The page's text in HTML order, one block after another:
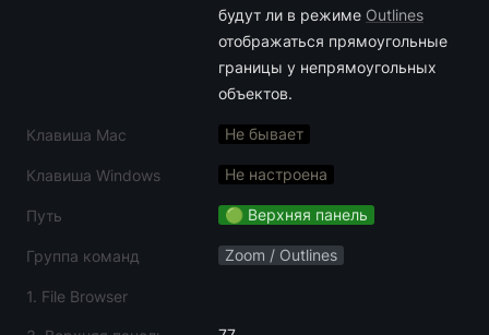
будут ли в режиме Outlines
отображаться прямоугольные
границы у непрямоугольных
объектов.
Клавиша Mac Не бывает
Клавиша Windows Не настроена
Путь 🟢 Верхняя панель
Группа команд Zoom / Outlines
1. File Browser